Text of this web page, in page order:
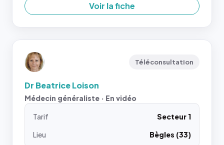
Voir la fiche
Téléconsultation
Dr Beatrice Loison
Médecin généraliste · En vidéo
Tarif
Secteur 1
Lieu
Bègles (33)